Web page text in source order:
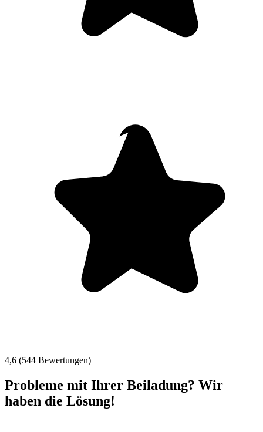
4,6 (544 Bewertungen)
Probleme mit Ihrer Beiladung? Wir
haben die Lösung!